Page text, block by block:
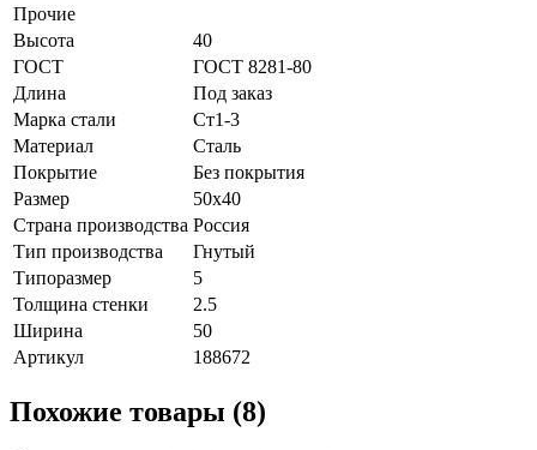
Прочие
Высота
40
ГОСТ
ГОСТ 8281-80
Длина
Под заказ
Марка стали
Ст1-3
Материал
Сталь
Покрытие
Без покрытия
Размер
50х40
Страна производства Россия
Тип производства
Гнутый
Типоразмер
5
Толщина стенки
2.5
Ширина
50
Артикул
188672
Похожие товары (8)